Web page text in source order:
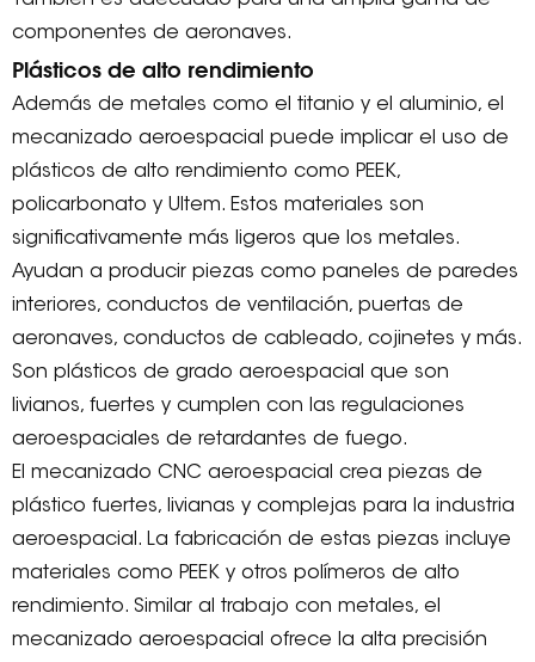
componentes de aeronaves.
Plásticos de alto rendimiento
Además de metales como el titanio y el aluminio, el
mecanizado aeroespacial puede implicar el uso de
plásticos de alto rendimiento como PEEK,
policarbonato y Ultem. Estos materiales son
significativamente más ligeros que los metales.
Ayudan a producir piezas como paneles de paredes
interiores, conductos de ventilación, puertas de
aeronaves, conductos de cableado, cojinetes y más.
Son plásticos de grado aeroespacial que son
livianos, fuertes y cumplen con las regulaciones
aeroespaciales de retardantes de fuego.
El mecanizado CNC aeroespacial crea piezas de
plástico fuertes, livianas y complejas para la industria
aeroespacial. La fabricación de estas piezas incluye
materiales como PEEK y otros polímeros de alto
rendimiento. Similar al trabajo con metales, el
mecanizado aeroespacial ofrece la alta precisión